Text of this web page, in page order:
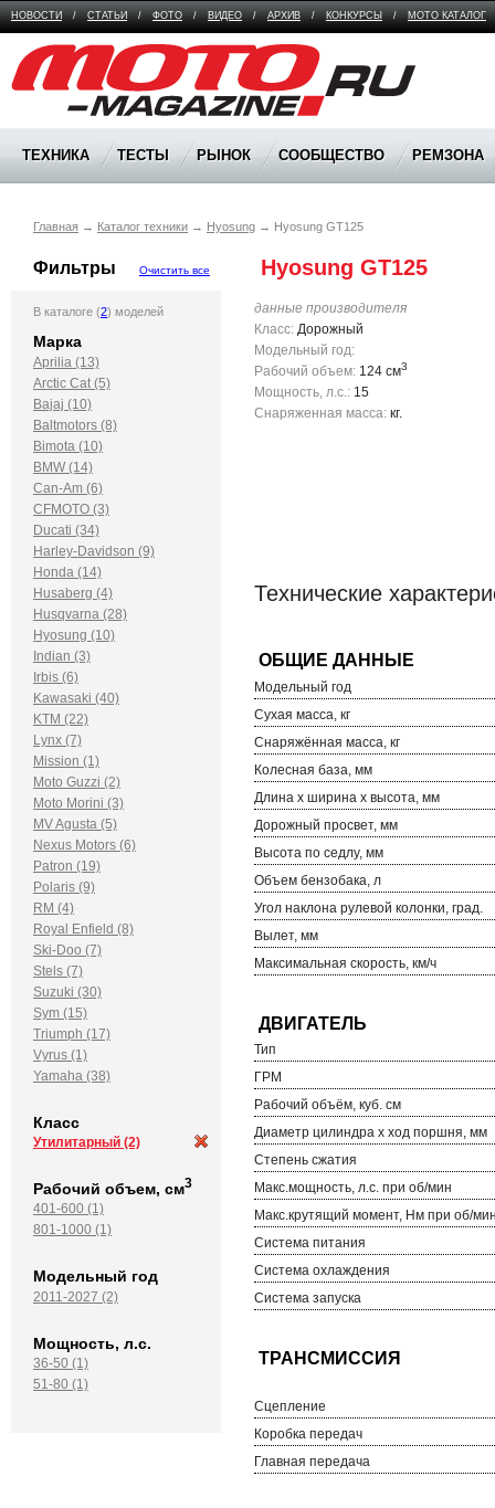
НОВОСТИ / СТАТЬИ / ФОТО / ВИДЕО / АРХИВ / КОНКУРСЫ / МОТО КАТАЛОГ
Moto Magazine
ТЕХНИКА ТЕСТЫ РЫНОК СООБЩЕСТВО РЕМЗОНА
Главная → Каталог техники → Hyosung → Hyosung GT125
Фильтры Очистить все
В каталоге (2) моделей
Марка
Aprilia (13)
Arctic Cat (5)
Bajaj (10)
Baltmotors (8)
Bimota (10)
BMW (14)
Can-Am (6)
CFMOTO (3)
Ducati (34)
Harley-Davidson (9)
Honda (14)
Husaberg (4)
Husqvarna (28)
Hyosung (10)
Indian (3)
Irbis (6)
Kawasaki (40)
KTM (22)
Lynx (7)
Mission (1)
Moto Guzzi (2)
Moto Morini (3)
MV Agusta (5)
Nexus Motors (6)
Patron (19)
Polaris (9)
RM (4)
Royal Enfield (8)
Ski-Doo (7)
Stels (7)
Suzuki (30)
Sym (15)
Triumph (17)
Vyrus (1)
Yamaha (38)
Класс
Утилитарный (2)
Рабочий объем, см3
401-600 (1)
801-1000 (1)
Модельный год
2011-2027 (2)
Мощность, л.с.
36-50 (1)
51-80 (1)
Hyosung GT125
данные производителя
Класс: Дорожный
Модельный год:
Рабочий объем: 124 см3
Мощность, л.с.: 15
Снаряженная масса: кг.
Технические
Модельный год
Сухая масса, кг
Снаряжённая масса, кг
Колесная база, мм
Длина х ширина х высота, мм
Дорожный просвет, мм
Высота по седлу, мм
Объем бензобака, л
Угол наклона рулевой колонки, град.
Вылет, мм
Максимальная скорость, км/ч
Тип
ГРМ
Рабочий объём, куб. см
Диаметр цилиндра х ход поршня, мм
Степень сжатия
Макс.мощность, л.с. при об/мин
Макс.крутящий момент, Нм при об/
Система питания
Система охлаждения
Система запуска
Сцепление
Коробка передач
Главная передача